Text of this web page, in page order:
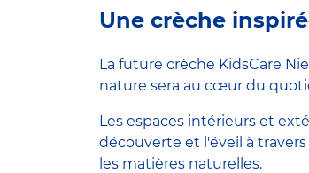
Une crèche
La future crèche KidsCare
nature sera au cœur du
Les espaces intérieurs et
découverte et l'éveil à
les matières naturelles.